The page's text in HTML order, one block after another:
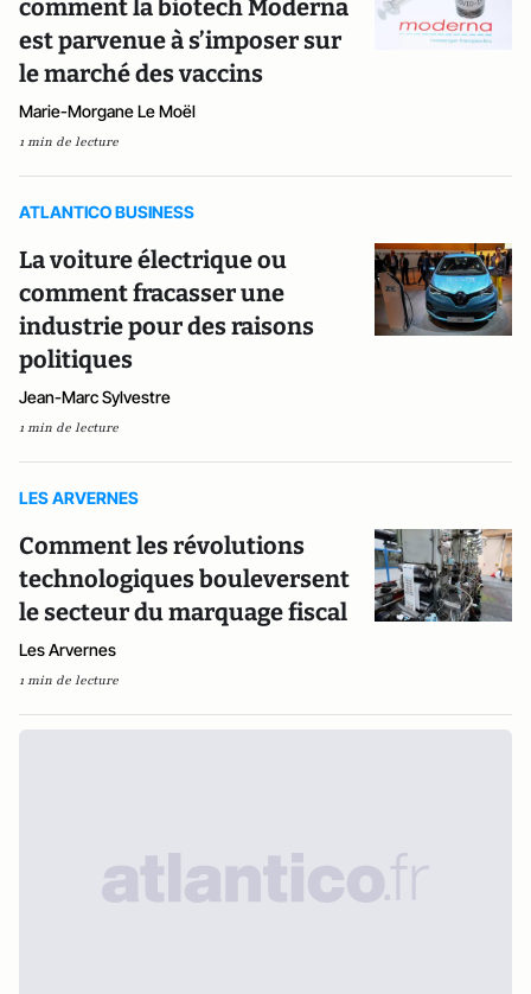
comment la biotech Moderna
est parvenue à s’imposer sur
le marché des vaccins
Marie-Morgane Le Moël
1 min de lecture
ATLANTICO BUSINESS
La voiture électrique ou
comment fracasser une
industrie pour des raisons
politiques
Jean-Marc Sylvestre
1 min de lecture
LES ARVERNES
Comment les révolutions
technologiques bouleversent
le secteur du marquage fiscal
Les Arvernes
1 min de lecture